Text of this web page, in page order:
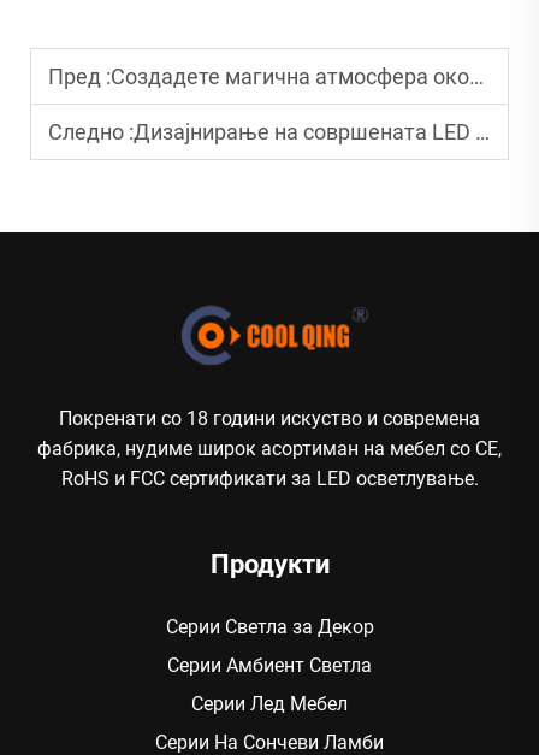
Пред :Создадете магична атмосфера околу басејнот со LED-столици за одмор
Следно :Дизајнирање на совршената LED надворешна област за јадење
Покренати со 18 години искуство и современа
фабрика, нудиме широк асортиман на мебел со CE,
RoHS и FCC сертификати за LED осветлување.
Продукти
Серии Светла за Декор
Серии Амбиент Светла
Серии Лед Мебел
Серии На Сончеви Ламби